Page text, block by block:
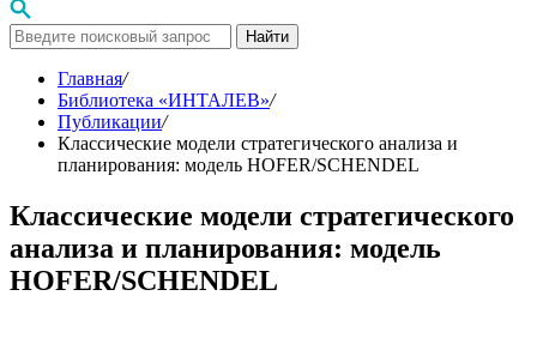
Найти
Главная/
Библиотека «ИНТАЛЕВ»/
Публикации/
Классические модели стратегического анализа и
планирования: модель HOFER/SCHENDEL
Классические модели стратегического
анализа и планирования: модель
HOFER/SCHENDEL